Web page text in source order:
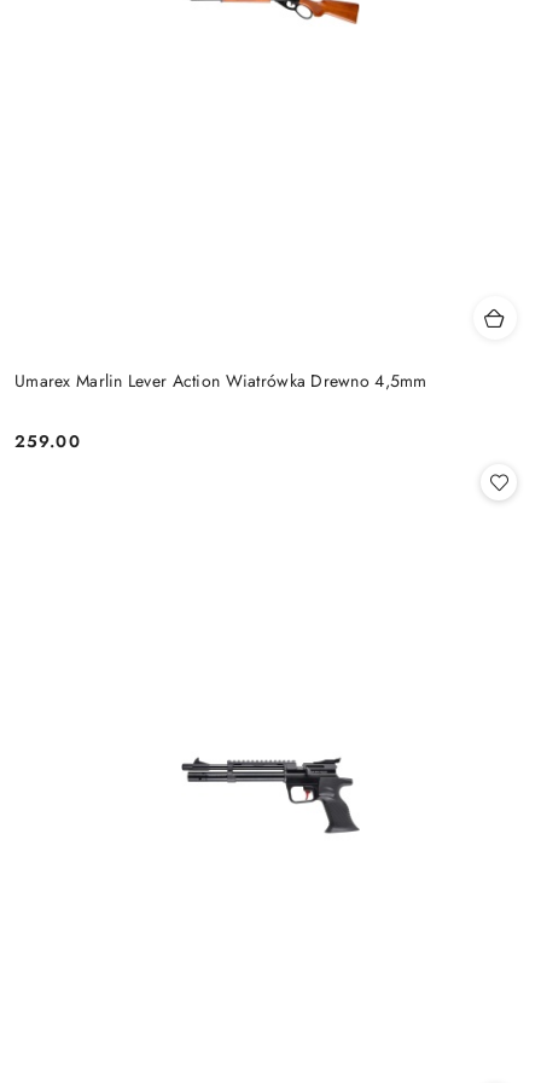
Umarex Marlin Lever Action Wiatrówka Drewno 4,5mm
Cena:
259.00